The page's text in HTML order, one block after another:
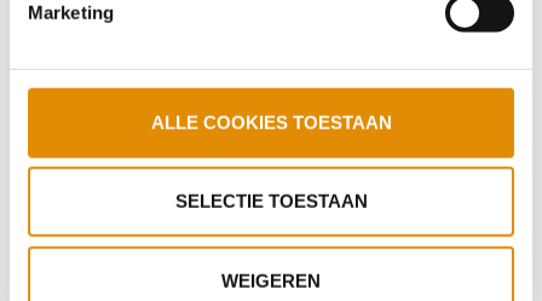
Marketing
ALLE COOKIES TOESTAAN
SELECTIE TOESTAAN
WEIGEREN
2 3 4 5 6 7